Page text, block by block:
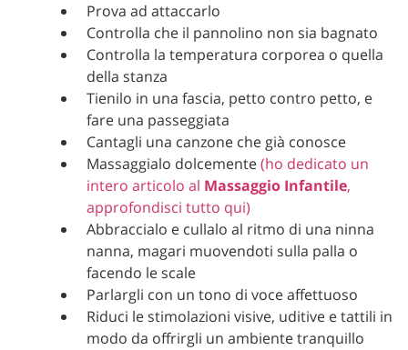
Prova ad attaccarlo
Controlla che il pannolino non sia bagnato
Controlla la temperatura corporea o quella
della stanza
Tienilo in una fascia, petto contro petto, e
fare una passeggiata
Cantagli una canzone che già conosce
Massaggialo dolcemente(ho dedicato un
intero articolo al Massaggio Infantile,
approfondisci tutto qui)
Abbraccialo e cullalo al ritmo di una ninna
nanna, magari muovendoti sulla palla o
facendo le scale
Parlargli con un tono di voce affettuoso
Riduci le stimolazioni visive, uditive e tattili in
modo da offrirgli un ambiente tranquillo